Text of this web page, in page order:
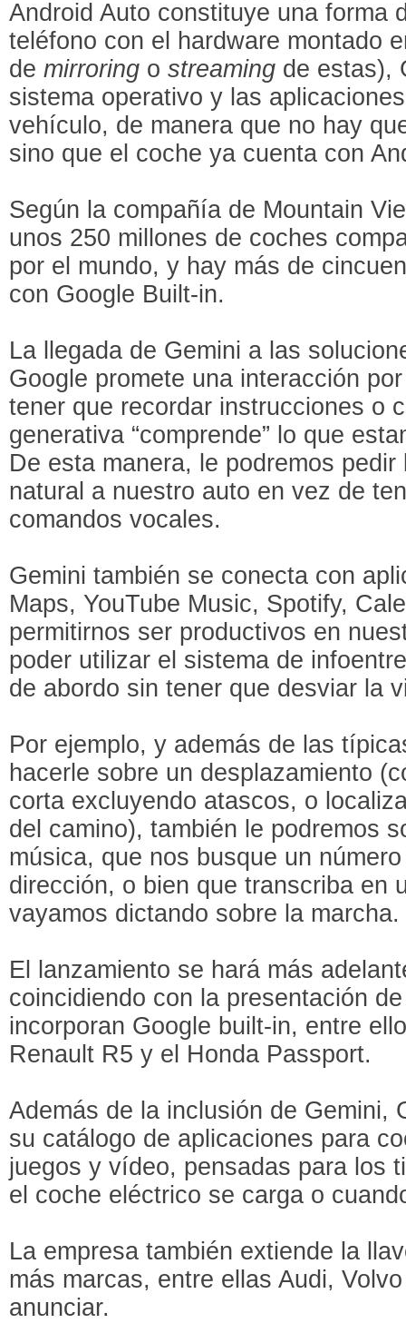
Android Auto constituye una forma
teléfono con el hardware montado
demirroring ostreaming de estas),
sistema operativo y las
vehículo, de manera que no hay
sino que el coche ya cuenta con
Según la compañía de Mountain
unos 250 millones de coches
por el mundo, y hay más de
con Google Built-in.
La llegada de Gemini a las
Google promete una interacción
tener que recordar instrucciones o
generativa “comprende” lo que
De esta manera, le podremos
natural a nuestro auto en vez de
comandos vocales.
Gemini también se conecta con
Maps, YouTube Music, Spotify,
permitirnos ser productivos en
poder utilizar el sistema de
de abordo sin tener que desviar la
Por ejemplo, y además de las
hacerle sobre un desplazamiento
corta excluyendo atascos, o
del camino), también le podremos
música, que nos busque un
dirección, o bien que transcriba en
vayamos dictando sobre la marcha.
El lanzamiento se hará más
coincidiendo con la presentación
incorporan Google built-in, entre
Renault R5 y el Honda Passport.
Además de la inclusión de Gemini,
su catálogo de aplicaciones para
juegos y vídeo, pensadas para los
el coche eléctrico se carga o
La empresa también extiende la
más marcas, entre ellas Audi,
anunciar.